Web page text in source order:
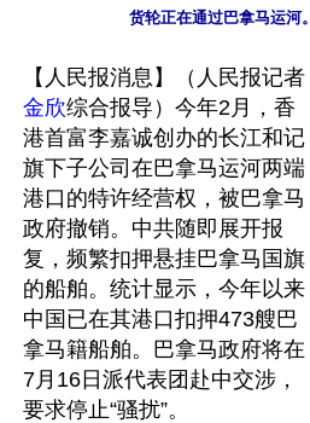
货轮正在通过巴拿马运河
【人民报消息】（人民报记者
金欣综合报导）今年2月，香
港首富李嘉诚创办的长江和记
旗下子公司在巴拿马运河两端
港口的特许经营权，被巴拿马
政府撤销。中共随即展开报
复，频繁扣押悬挂巴拿马国旗
的船舶。统计显示，今年以来
中国已在其港口扣押473艘巴
拿马籍船舶。巴拿马政府将在
7月16日派代表团赴中交涉，
要求停止“骚扰”。